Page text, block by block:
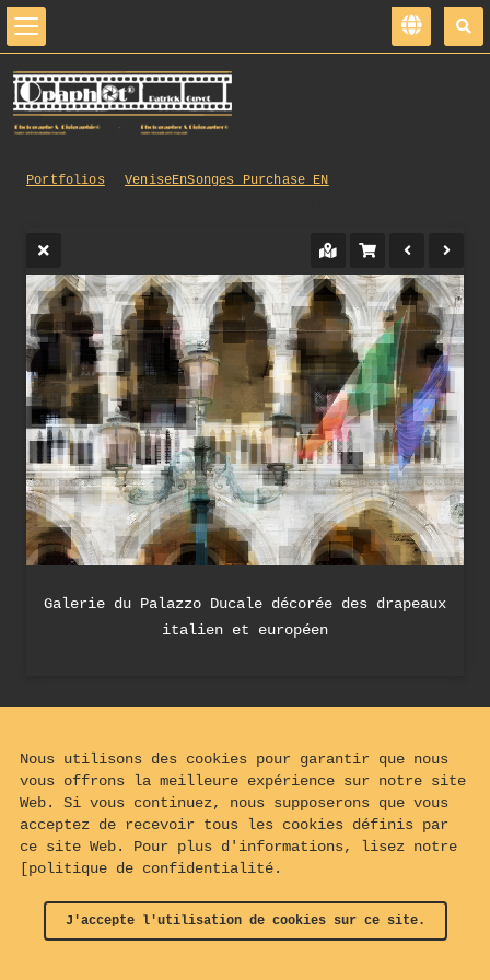
Portfolios
VeniseEnSonges_Purchase_EN
Galerie du Palazzo Ducale décorée des drapeaux
italien et européen
Nous utilisons des cookies pour garantir que nous
vous offrons la meilleure expérience sur notre site
Web. Si vous continuez, nous supposerons que vous
acceptez de recevoir tous les cookies définis par
ce site Web. Pour plus d'informations, lisez notre
[politique de confidentialité.
J'accepte l'utilisation de cookies sur ce site.